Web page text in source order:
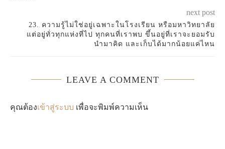
next post
23. ความรู้ไม่ใช่อยู่เฉพาะในโรงเรียน หรือมหาวิทยาลัย
แต่อยู่ทั่วทุกแห่งที่ไป ทุกคนที่เราพบ ขึ้นอยู่ที่เราจะยอมรับ
นำมาคิด และเก็บได้มากน้อยแค่ไหน
LEAVE A COMMENT
คุณต้องเข้าสู่ระบบ เพื่อจะพิมพ์ความเห็น